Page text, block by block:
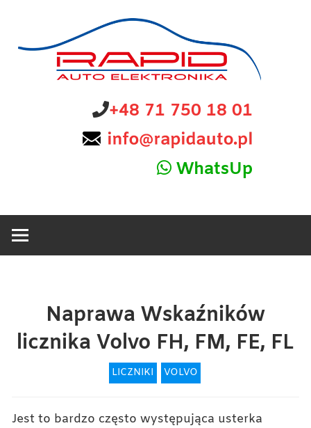
content
Rapid
Auto
+48 71 750 18 01
WhatsUp
Naprawa Wskaźników
licznika Volvo FH, FM, FE, FL
LICZNIKI VOLVO
Jest to bardzo często występująca usterka